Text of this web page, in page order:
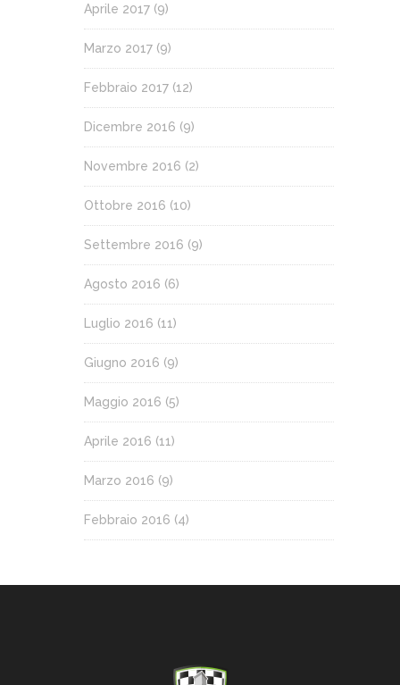
Aprile 2017 (9)
Marzo 2017 (9)
Febbraio 2017 (12)
Dicembre 2016 (9)
Novembre 2016 (2)
Ottobre 2016 (10)
Settembre 2016 (9)
Agosto 2016 (6)
Luglio 2016 (11)
Giugno 2016 (9)
Maggio 2016 (5)
Aprile 2016 (11)
Marzo 2016 (9)
Febbraio 2016 (4)